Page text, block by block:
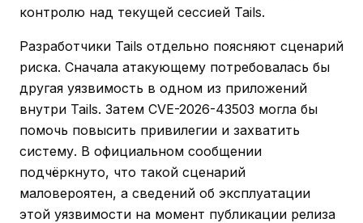
контролю над текущей сессией Tails.
Разработчики Tails отдельно поясняют сценарий
риска. Сначала атакующему потребовалась бы
другая уязвимость в одном из приложений
внутри Tails. Затем CVE-2026-43503 могла бы
помочь повысить привилегии и захватить
систему. В официальном сообщении
подчёркнуто, что такой сценарий
маловероятен, а сведений об эксплуатации
этой уязвимости на момент публикации релиза